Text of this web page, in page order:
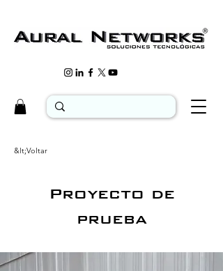
&lt;Voltar
Proyecto de
prueba